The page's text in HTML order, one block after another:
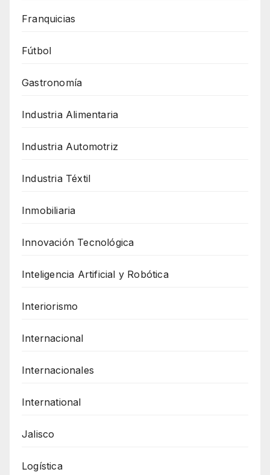
Franquicias
Fútbol
Gastronomía
Industria Alimentaria
Industria Automotriz
Industria Téxtil
Inmobiliaria
Innovación Tecnológica
Inteligencia Artificial y Robótica
Interiorismo
Internacional
Internacionales
International
Jalisco
Logística